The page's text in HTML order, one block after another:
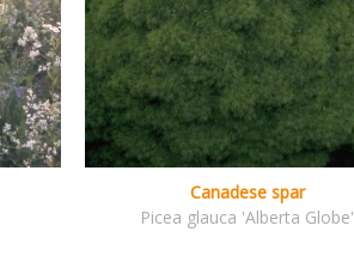
Canadese spar
Picea glauca 'Alberta Globe'